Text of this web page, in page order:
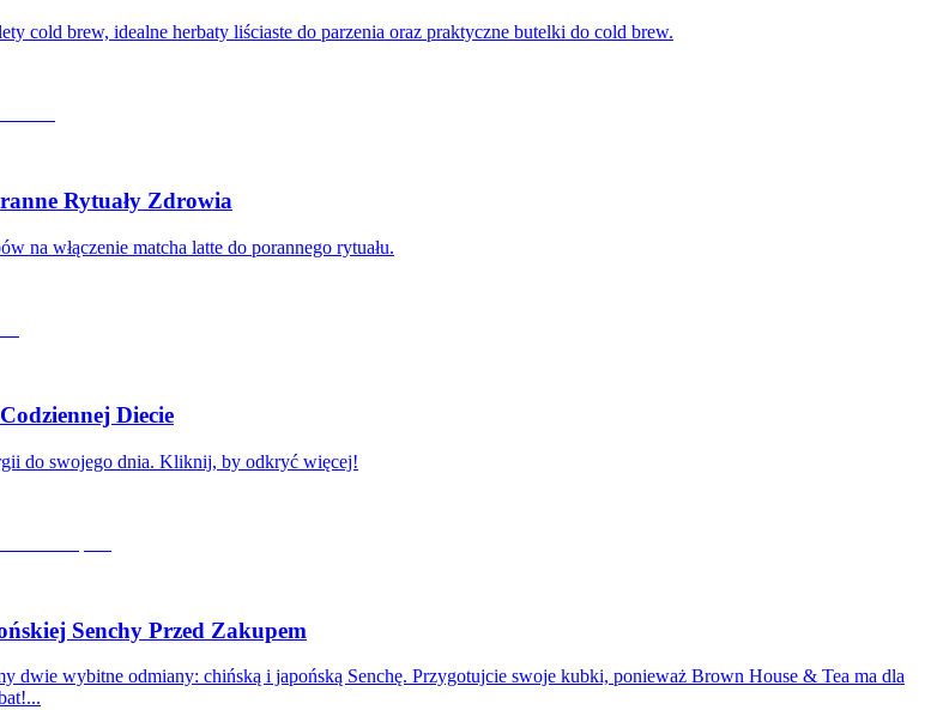
cold brew, idealne herbaty liściaste do parzenia oraz praktyczne butelki do cold brew.
Rytuały Zdrowia
na włączenie matcha latte do porannego rytuału.
Diecie
do swojego dnia. Kliknij, by odkryć więcej!
Senchy Przed Zakupem
dwie wybitne odmiany: chińską i japońską Senchę. Przygotujcie swoje kubki, ponieważ Brown House & Tea ma dla